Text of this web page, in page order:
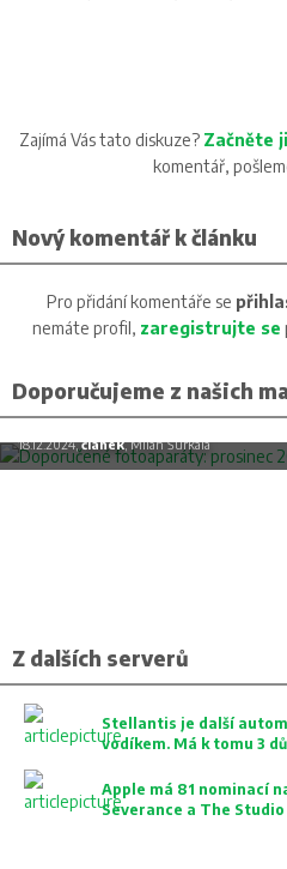
Zajímá Vás tato diskuze? Začněte
komentář,
Nový komentář k článku
Pro přidání komentáře se
nemáte profil, zaregistrujte se
Doporučujeme z našich
Doporučené fotoaparáty:
18.12.2024,článek, Milan Šurkala
Z dalších serverů
Stellantis je další
vodíkem. Má k tomu 3
Apple má 81 nominací
Severance a The Studio